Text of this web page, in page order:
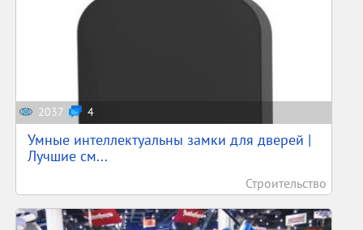
2037 4
Умные интеллектуальны замки для дверей |
Лучшие см...
Строительство